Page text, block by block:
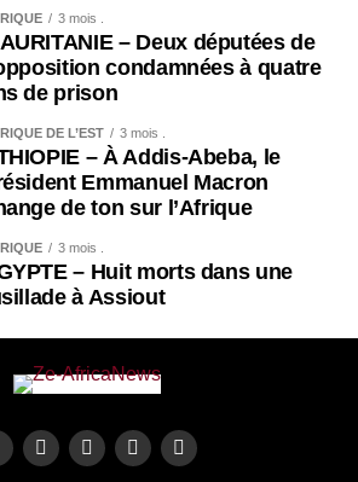
3 mois .
– Deux députées de
condamnées à quatre
de prison
DE L’EST 3 mois .
– À Addis-Abeba, le
Emmanuel Macron
de ton sur l’Afrique
3 mois .
– Huit morts dans une
à Assiout